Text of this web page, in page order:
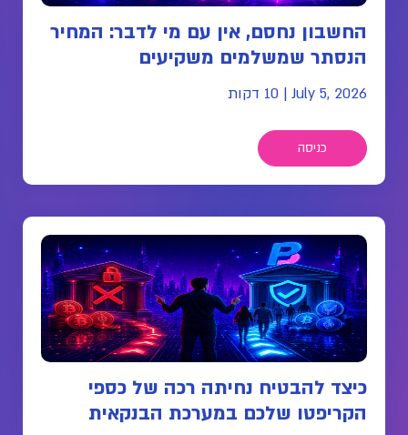
החשבון נחסם, אין עם מי לדבר: המחיר
הנסתר שמשלמים משקיעים
July 5, 2026
| 10 דקות
כניסה
כיצד להבטיח נחיתה רכה של כספי
הקריפטו שלכם במערכת הבנקאית